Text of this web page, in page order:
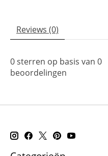
Reviews (0)
0sterren op basis van 0
beoordelingen